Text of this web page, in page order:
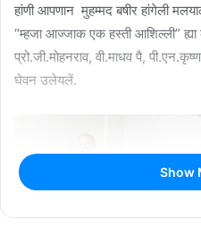
हांणी आपणान मुहम्मद बषीर हांगेली
“म्हजा आज्जाक एक हस्ती आशिल्ली”
प्रो.जी.मोहनराव, वी.माधव पै,
घेवन उलेयलें.
Show